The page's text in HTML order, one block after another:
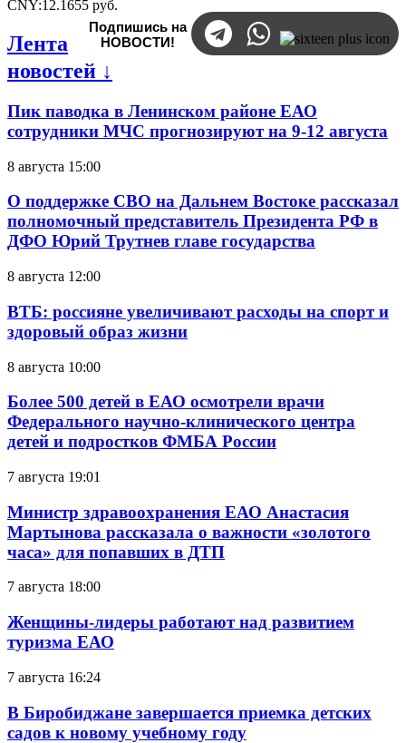
CNY:12.1655 руб.
Подпишись на
НОВОСТИ!
Лента
новостей ↓
Пик паводка в Ленинском районе ЕАО
сотрудники МЧС прогнозируют на 9-12 августа
8 августа 15:00
О поддержке СВО на Дальнем Востоке рассказал
полномочный представитель Президента РФ в
ДФО Юрий Трутнев главе государства
8 августа 12:00
ВТБ: россияне увеличивают расходы на спорт и
здоровый образ жизни
8 августа 10:00
Более 500 детей в ЕАО осмотрели врачи
Федерального научно-клинического центра
детей и подростков ФМБА России
7 августа 19:01
Министр здравоохранения ЕАО Анастасия
Мартынова рассказала о важности «золотого
часа» для попавших в ДТП
7 августа 18:00
Женщины-лидеры работают над развитием
туризма ЕАО
7 августа 16:24
В Биробиджане завершается приемка детских
садов к новому учебному году